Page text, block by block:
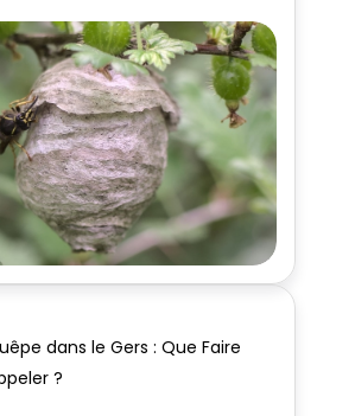
dans le Gers : Que Faire
?